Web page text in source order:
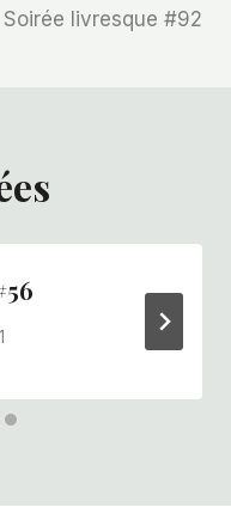
Soirée livresque #92